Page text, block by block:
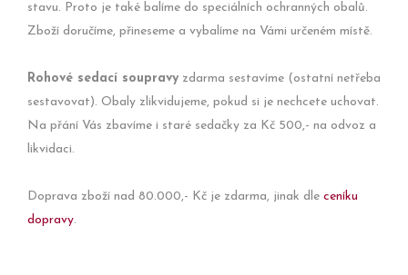
stavu. Proto je také balíme do speciálních ochranných obalů.
Zboží doručíme, přineseme a vybalíme na Vámi určeném místě.
Rohové sedací soupravy zdarma sestavíme (ostatní netřeba
sestavovat). Obaly zlikvidujeme, pokud si je nechcete uchovat.
Na přání Vás zbavíme i staré sedačky za Kč 500,- na odvoz a
likvidaci.
Doprava zboží nad 80.000,- Kč je zdarma, jinak dle ceníku
dopravy.